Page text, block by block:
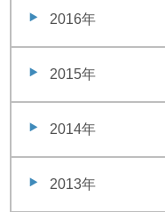
2016年
2015年
2014年
2013年